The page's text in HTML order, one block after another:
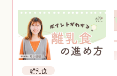
離乳食